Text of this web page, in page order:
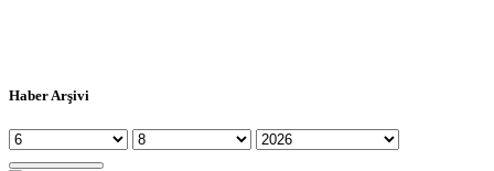
Haber Arşivi